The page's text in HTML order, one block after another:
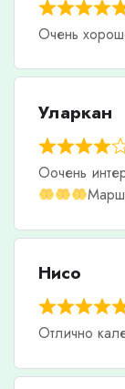
Очень
Уларкан
Оочень
Нисо
Отлично